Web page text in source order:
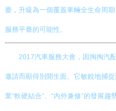
臺，升級為一個覆蓋車輛全生命周
服務平臺的可能性。
2017汽車服務大會，因掏掏汽
邀請而顯得別開生面。它敏銳地捕
業“軟硬結合”、“內外兼修”的發展